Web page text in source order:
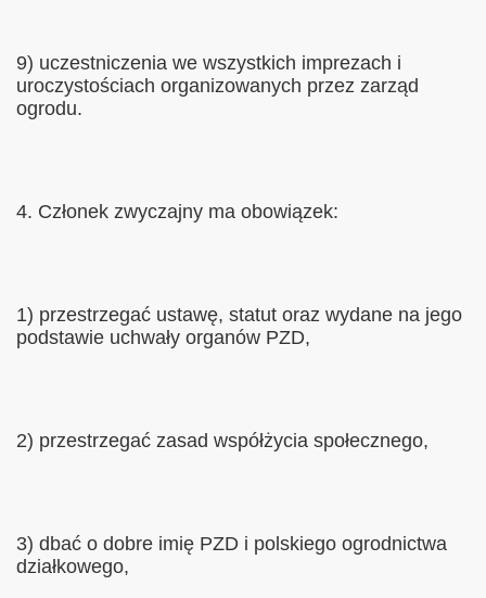
9) uczestniczenia we wszystkich imprezach i
uroczystościach organizowanych przez zarząd
ogrodu.
4. Członek zwyczajny ma obowiązek:
1) przestrzegać ustawę, statut oraz wydane na jego
podstawie uchwały organów PZD,
2) przestrzegać zasad współżycia społecznego,
3) dbać o dobre imię PZD i polskiego ogrodnictwa
działkowego,